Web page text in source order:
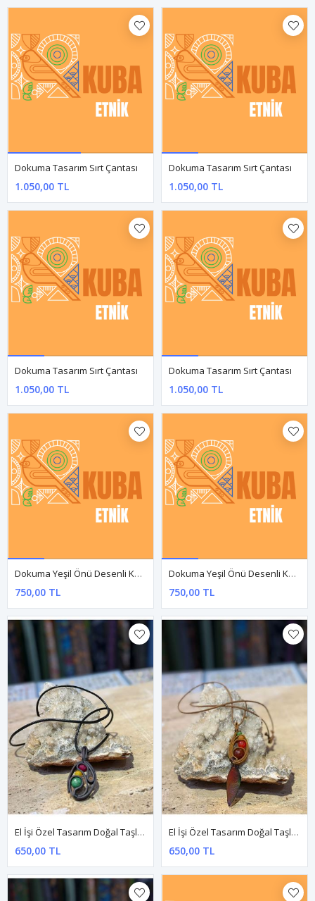
1.050,00 TL 1.050,00 TL
Dokuma Tasarım Sırt Çantası
1.050,00 TL
Dokuma Tasarım Sırt Çantası
1.050,00 TL
Dokuma Tasarım Sırt Çantası
1.050,00 TL
Dokuma Tasarım Sırt Çantası
1.050,00 TL